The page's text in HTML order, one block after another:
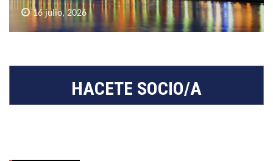
16 julio, 2026
HACETE SOCIO/A